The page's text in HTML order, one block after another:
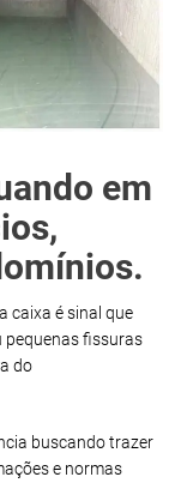
em
caixa é sinal que
pequenas fissuras
do
buscando trazer
e normas